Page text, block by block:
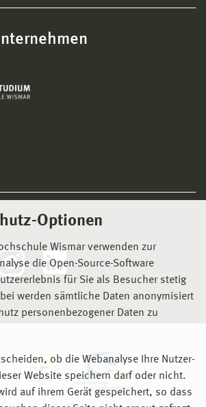
Optionen
Wismar verwenden zur
die Open-Source-Software
für Sie als Besucher stetig
werden sämtliche Daten anonymisiert
personenbezogener Daten zu
ob die Webanalyse Ihre Nutzer-
Website speichern darf oder nicht.
auf ihrem Gerät gespeichert, so dass